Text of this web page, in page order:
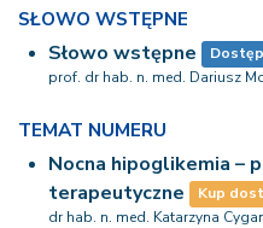
SŁOWO WSTĘPNE
Słowo wstępne
prof. dr hab. n. med. Dariusz
TEMAT NUMERU
Nocna hipoglikemia –
terapeutyczne
Kup
dr hab. n. med. Katarzyna